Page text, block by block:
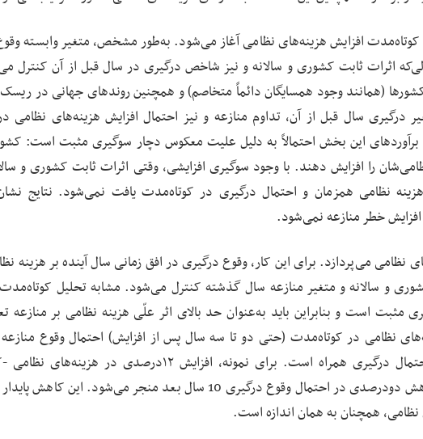
کوتاه‌مدت افزایش هزینه‌های نظامی آغاز می‌شود. به‌طور مشخص، متغیر وابسته
اثرات ثابت کشوری و سالانه و نیز شاخص درگیری در سال قبل از آن کنترل
(همانند وجود همسایگان دائماً متخاصم) و همچنین روندهای جهانی در ریسک
درگیری سال قبل از آن، تداوم منازعه و نیز احتمال افزایش هزینه‌های نظامی
این بخش احتمالاً به دلیل علیت معکوس دچار سوگیری مثبت است:
را افزایش دهند. با وجود سوگیری افزایشی، وقتی اثرات ثابت کشوری و
نظامی همزمان و احتمال درگیری در کوتاه‌مدت یافت نمی‌شود. نتایج
خطر منازعه نمی‌شود.
می‌پردازد. برای این کار، وقوع درگیری در افق زمانی سال آینده بر هزینه
و سالانه و متغیر منازعه سال گذشته کنترل می‌شود. مشابه تحلیل کوتاه‌مدت،
مثبت است و بنابراین باید به‌عنوان حد بالای اثر علّی هزینه نظامی بر منازعه
نظامی در کوتاه‌مدت (حتی دو تا سه سال پس از افزایش) احتمال وقوع منازعه
نمی‌دهد، بلکه در میان‌مدت با کاهش احتمال درگیری همراه است. برای نمونه، افزایش
تغییرات سالانه میانگین نمونه است- به کاهش دودرصدی در احتمال وقوع درگیری 10 سال بعد منجر می‌شود.